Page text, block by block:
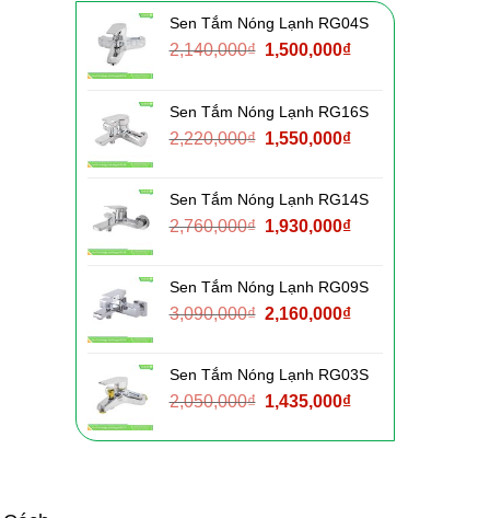
Sen Tắm Nóng Lạnh RG04S
2,140,000₫ Giá
2,140,000₫.
1,500,000₫Giá
là:
1,500,000₫.
Sen Tắm Nóng Lạnh RG16S
2,220,000₫ Giá
2,220,000₫.
1,550,000₫Giá
là:
1,550,000₫.
Sen Tắm Nóng Lạnh RG14S
2,760,000₫ Giá
2,760,000₫.
1,930,000₫Giá
là:
1,930,000₫.
Sen Tắm Nóng Lạnh RG09S
3,090,000₫ Giá
3,090,000₫.
2,160,000₫Giá
là:
2,160,000₫.
Sen Tắm Nóng Lạnh RG03S
2,050,000₫ Giá
là:
1,435,000₫Giá
tại